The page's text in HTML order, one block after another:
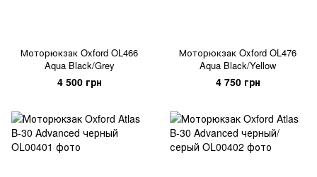
Моторюкзак Oxford OL466
Aqua Black/Grey
4 500 грн
Моторюкзак Oxford OL476
Aqua Black/Yellow
4 750 грн